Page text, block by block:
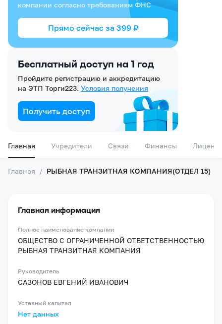
Бесплатный доступ на 1 год
Пройдите регистрацию и аккредитацию
на ЭТП Торги223. Условия получения
Получить доступ
компании согласно требованиям ФНС
Прямо сейчас за 399 ₽
Главная Учредители Связи Финансы
Главная / РЫБНАЯ ТРАНЗИТНАЯ КОМПАНИЯ(ОТДЕЛ 15)
Главная информация
Полное наименование компании
ОБЩЕСТВО С ОГРАНИЧЕННОЙ ОТВЕТСТВЕННОСТЬЮ
РЫБНАЯ ТРАНЗИТНАЯ КОМПАНИЯ
Руководитель
САЗОНОВ ЕВГЕНИЙ ИВАНОВИЧ
Уставный капитал
Нет данных